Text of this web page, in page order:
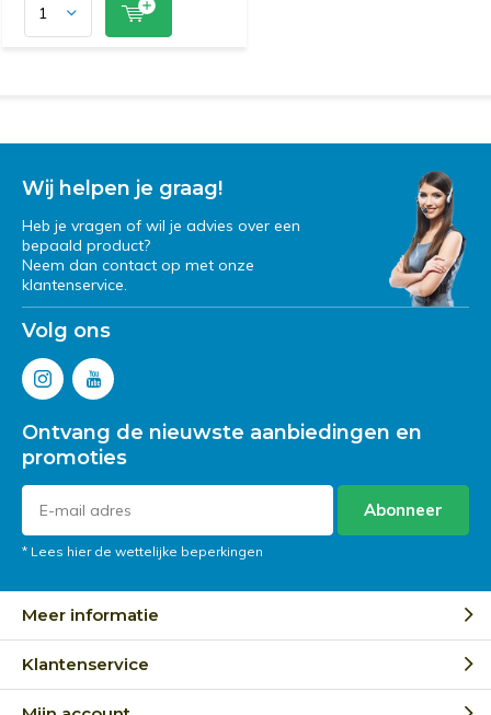
Wij helpen je graag!
Heb je vragen of wil je advies over een
bepaald product?
Neem dan contact op met onze
klantenservice.
Volg ons
Ontvang de nieuwste aanbiedingen en
promoties
Abonneer
* Lees hier de wettelijke beperkingen
Meer informatie
Klantenservice